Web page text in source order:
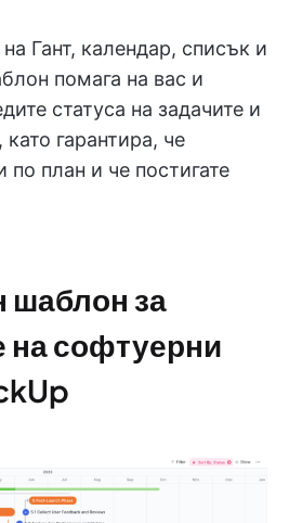
Гант, календар, списък и
помага на вас и
статуса на задачите и
гарантира, че
по план и че постигате
шаблон за
на софтуерни